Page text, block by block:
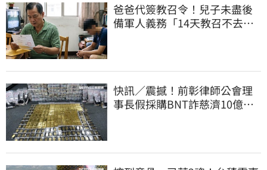
爸爸代簽教召令！兒子未盡後
備軍人義務「14天教召不去」
快訊／震撼！前彰律師公會理
事長假採購BNT詐慈濟10億、